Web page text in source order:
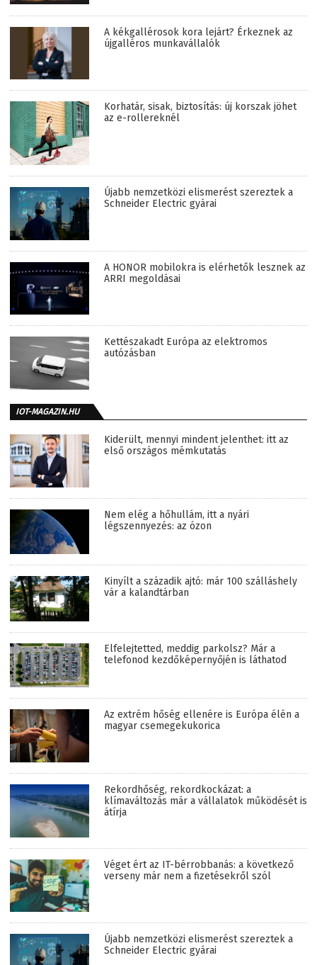
A kékgallérosok kora lejárt? Érkeznek az
újgalléros munkavállalók
Korhatár, sisak, biztosítás: új korszak jöhet
az e-rollereknél
Újabb nemzetközi elismerést szereztek a
Schneider Electric gyárai
A HONOR mobilokra is elérhetők lesznek az
ARRI megoldásai
Kettészakadt Európa az elektromos
autózásban
IOT-MAGAZIN.HU
Kiderült, mennyi mindent jelenthet: itt az
első országos mémkutatás
Nem elég a hőhullám, itt a nyári
légszennyezés: az ózon
Kinyílt a századik ajtó: már 100 szálláshely
vár a kalandtárban
Elfelejtetted, meddig parkolsz? Már a
telefonod kezdőképernyőjén is láthatod
Az extrém hőség ellenére is Európa élén a
magyar csemegekukorica
Rekordhőség, rekordkockázat: a
klímaváltozás már a vállalatok működését is
átírja
Véget ért az IT-bérrobbanás: a következő
verseny már nem a fizetésekről szól
Újabb nemzetközi elismerést szereztek a
Schneider Electric gyárai